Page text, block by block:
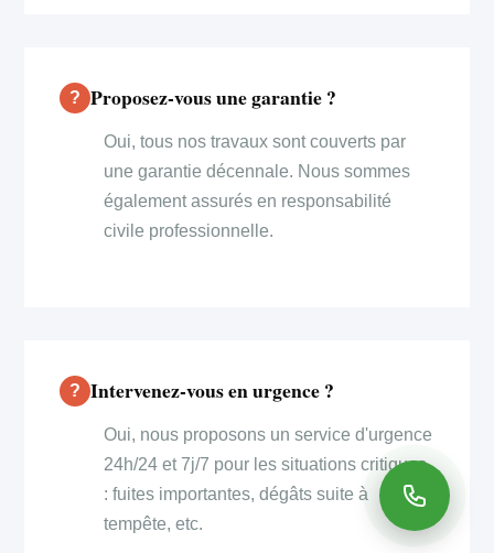
Proposez-vous une garantie ?
Oui, tous nos travaux sont couverts par
une garantie décennale. Nous sommes
également assurés en responsabilité
civile professionnelle.
Intervenez-vous en urgence ?
Oui, nous proposons un service d'urgence
24h/24 et 7j/7 pour les situations critiques
: fuites importantes, dégâts suite à
tempête, etc.